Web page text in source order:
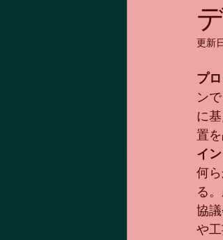
更新
プ
ン
に
置を
イ
何
る
協
や